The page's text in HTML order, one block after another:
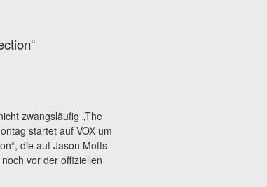
zwangsläufig „The
startet auf VOX um
die auf Jason Motts
vor der offiziellen